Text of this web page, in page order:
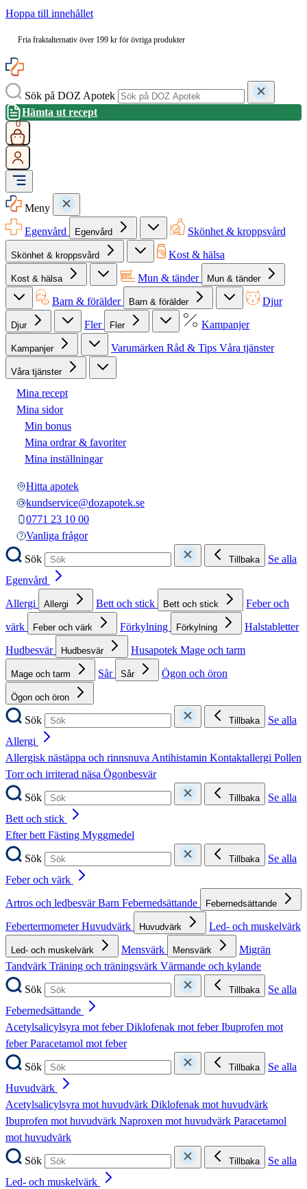
Hoppa till innehållet
Fria fraktalternativ över 199 kr för övriga produkter
Sök på DOZ Apotek
Hämta ut recept
0
Meny
Egenvård
Egenvård Skönhet & kroppsvård
Skönhet & kroppsvård Kost & hälsa
Kost & hälsa Mun & tänder Mun & tänder
Barn & förälder Barn & förälder Djur
Djur Fler Fler Kampanjer
Kampanjer Varumärken Råd & Tips Våra tjänster
Våra tjänster
Mina recept
Mina sidor
Min bonus
Mina ordrar & favoriter
Mina inställningar
Hitta apotek
kundservice@dozapotek.se
0771 23 10 00
Vanliga frågor
Sök
Tillbaka
Se alla
Egenvård
Allergi
Allergi Bett och stick Bett och stick
Feber och
värk
Feber och värk Förkylning Förkylning
Halstabletter
Hudbesvär
Hudbesvär Husapotek Mage och tarm
Mage och tarm Sår Sår Ögon och öron
Ögon och öron
Sök Tillbaka
Se alla
Allergi
Allergisk nästäppa och rinnsnuvaAntihistamin Kontaktallergi Pollen
Torr och irriterad näsa Ögonbesvär
Sök
Tillbaka
Se alla
Bett och stick
Efter bettFästing Myggmedel
Sök
Tillbaka
Se alla
Feber och värk
Artros och ledbesvärBarn Febernedsättande Febernedsättande
FebertermometerHuvudvärk Huvudvärk Led- och muskelvärk
Led- och muskelvärk Mensvärk Mensvärk
Migrän
Tandvärk Träning och träningsvärk Värmande och kylande
Sök
Tillbaka
Se alla
Febernedsättande
Acetylsalicylsyra mot feberDiklofenak mot feberIbuprofen mot
feberParacetamol mot feber
Sök
Tillbaka
Se alla
Huvudvärk
Acetylsalicylsyra mot huvudvärk Diklofenak mot huvudvärk
Ibuprofen mot huvudvärk Naproxen mot huvudvärk Paracetamol
mot huvudvärk
Sök
Tillbaka
Se alla
Led- och muskelvärk